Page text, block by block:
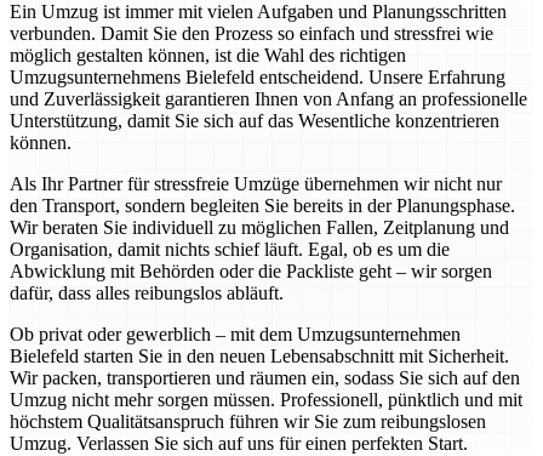
Ein Umzug ist immer mit vielen Aufgaben und Planungsschritten
verbunden. Damit Sie den Prozess so einfach und stressfrei wie
möglich gestalten können, ist die Wahl des richtigen
Umzugsunternehmens Bielefeld entscheidend. Unsere Erfahrung
und Zuverlässigkeit garantieren Ihnen von Anfang an professionelle
Unterstützung, damit Sie sich auf das Wesentliche konzentrieren
können.
Als Ihr Partner für stressfreie Umzüge übernehmen wir nicht nur
den Transport, sondern begleiten Sie bereits in der Planungsphase.
Wir beraten Sie individuell zu möglichen Fallen, Zeitplanung und
Organisation, damit nichts schief läuft. Egal, ob es um die
Abwicklung mit Behörden oder die Packliste geht – wir sorgen
dafür, dass alles reibungslos abläuft.
Ob privat oder gewerblich – mit dem Umzugsunternehmen
Bielefeld starten Sie in den neuen Lebensabschnitt mit Sicherheit.
Wir packen, transportieren und räumen ein, sodass Sie sich auf den
Umzug nicht mehr sorgen müssen. Professionell, pünktlich und mit
höchstem Qualitätsanspruch führen wir Sie zum reibungslosen
Umzug. Verlassen Sie sich auf uns für einen perfekten Start.